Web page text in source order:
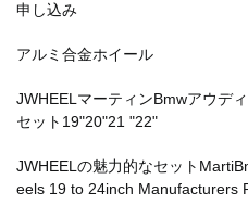
申し込み
アルミ合金ホイール
JWHEELマーティンBmwアウデ
セット19"20"21 "22"
JWHEELの魅力的なセット
eels 19 to 24inch Manufacturers